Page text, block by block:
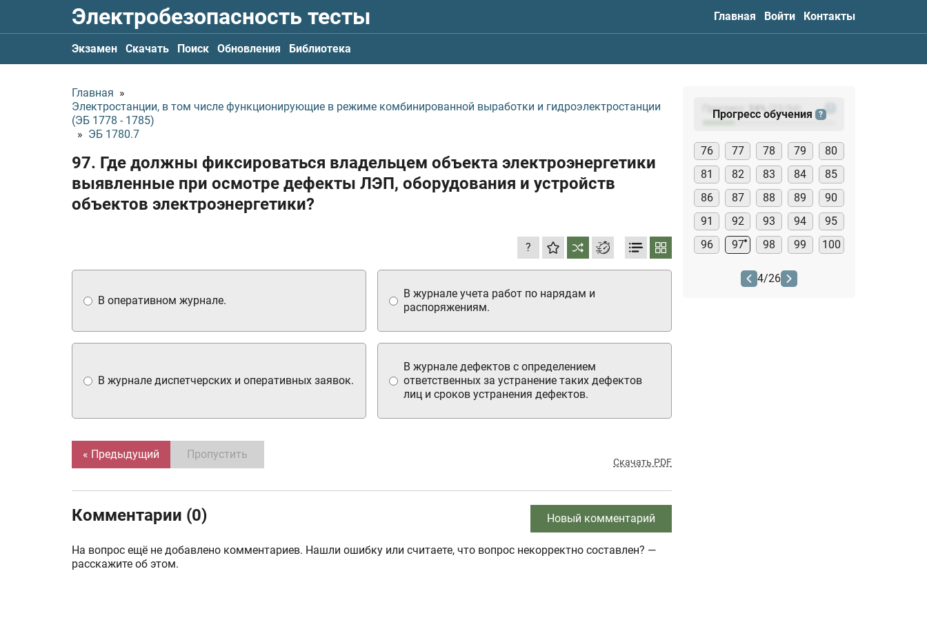
Электробезопасность тесты Главная Войти Контакты
Экзамен Скачать Поиск Обновления Библиотека
Главная »
Электростанции, в том числе функционирующие в режиме комбинированной выработки и гидроэлектростанции
(ЭБ 1778 - 1785)
» ЭБ 1780.7
97. Где должны фиксироваться владельцем объекта электроэнергетики
выявленные при осмотре дефекты ЛЭП, оборудования и устройств
объектов электроэнергетики?
?
В журнале дефектов с определением
ответственных за устранение таких дефектов
лиц и сроков устранения дефектов.
В журнале учета работ по нарядам и
распоряжениям.
В оперативном журнале.
В журнале диспетчерских и оперативных заявок.
« Предыдущий Пропустить
Скачать PDF
Комментарии (0) Новый комментарий
На вопрос ещё не добавлено комментариев. Нашли ошибку или считаете, что вопрос некорректно составлен? —
расскажите об этом.
Прогресс: (23
Прогресс обучения ?
76 77 78 79
80
81
82 83 84
85
86
87 88 89
90
91
92 93 94
95
96
97 98 99 100
4/26